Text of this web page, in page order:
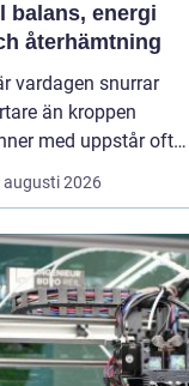
balans, energi
återhämtning
vardagen snurrar
än kroppen
med uppstår ofta
oro och
som inte går att
börjar då söka
metoder som kan
lugn på djupet,
bara i tankarna utan
i kroppen. I den
augusti 2026